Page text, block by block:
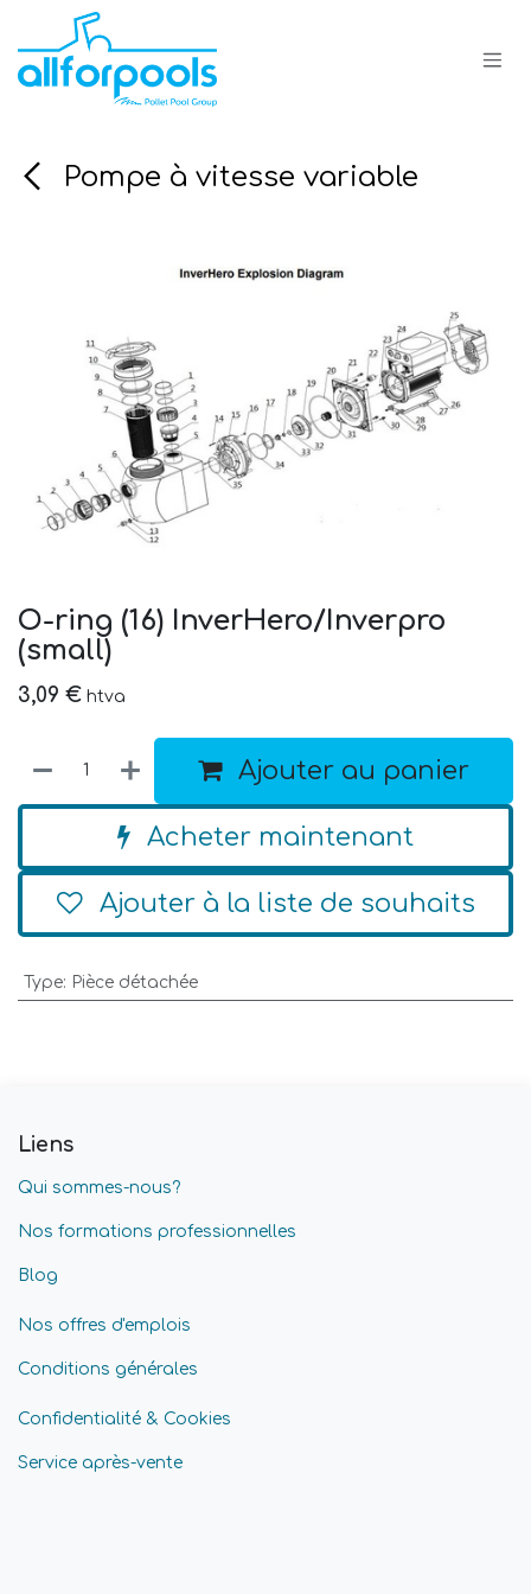
Se rendre au contenu
Pompe à vitesse variable
O-ring (16) InverHero/Inverpro
(small)
3,09 € htva
Ajouter au panier
Acheter maintenant
Ajouter à la liste de souhaits
Type: Pièce détachée
Liens
Qui sommes-nous?
Nos formations professionnelles
Blog
Nos offres d'emplois
Conditions générales
Confidentialité & Cookies
Service après-vente